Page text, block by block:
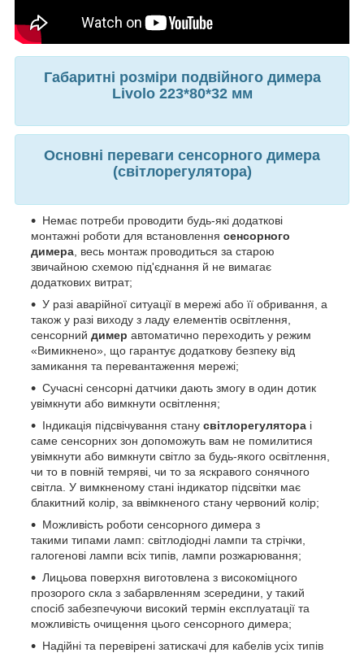
Габаритні розміри подвійного димера
Livolo 223*80*32 мм
Основні переваги сенсорного димера
(світлорегулятора)
Немає потреби проводити будь-які додаткові
монтажні роботи для встановлення сенсорного
димера , весь монтаж проводиться за старою
звичайною схемою під'єднання й не вимагає
додаткових витрат;
У разі аварійної ситуації в мережі або її обривання, а
також у разі виходу з ладу елементів освітлення,
сенсорний димер автоматично переходить у режим
«Вимикнено», що гарантує додаткову безпеку від
замикання та перевантаження мережі;
Сучасні сенсорні датчики дають змогу в один дотик
увімкнути або вимкнути освітлення;
Індикація підсвічування стану світлорегулятора і
саме сенсорних зон допоможуть вам не помилитися
увімкнути або вимкнути світло за будь-якого освітлення,
чи то в повній темряві, чи то за яскравого сонячного
світла. У вимкненому стані індикатор підсвітки має
блакитний колір, за ввімкненого стану червоний колір;
Можливість роботи сенсорного димера з
такими типами ламп: світлодіодні лампи та стрічки,
галогенові лампи всіх типів, лампи розжарювання;
Лицьова поверхня виготовлена з високоміцного
прозорого скла з забарвленням зсередини, у такий
спосіб забезпечуючи високий термін експлуатації та
можливість очищення цього сенсорного димера;
Надійні та перевірені затискачі для кабелів усіх типів